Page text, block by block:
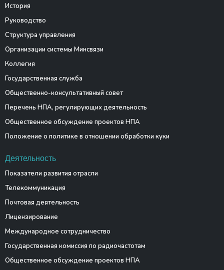
История
Руководство
Структура управления
Организации системы Минсвязи
Коллегия
Государственная служба
Общественно-консультативный совет
Перечень НПА, регулирующих деятельность
Общественное обсуждение проектов НПА
Положение о политике в отношении обработки куки
Деятельность
Показатели развития отрасли
Телекоммуникация
Почтовая деятельность
Лицензирование
Международное сотрудничество
Государственная комиссия по радиочастотам
Общественное обсуждение проектов НПА